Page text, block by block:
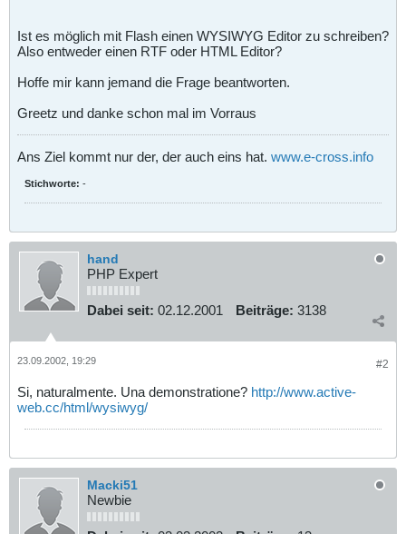
Ist es möglich mit Flash einen WYSIWYG Editor zu schreiben?
Also entweder einen RTF oder HTML Editor?
Hoffe mir kann jemand die Frage beantworten.
Greetz und danke schon mal im Vorraus
Ans Ziel kommt nur der, der auch eins hat. www.e-cross.info
Stichworte: -
hand
PHP Expert
Dabei seit: 02.12.2001 Beiträge: 3138
#2
23.09.2002, 19:29
Si, naturalmente. Una demonstratione? http://www.active-
web.cc/html/wysiwyg/
Macki51
Newbie